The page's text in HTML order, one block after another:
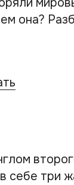
она?
себе три